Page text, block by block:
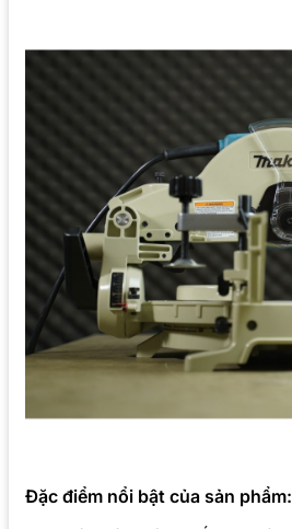
Đặc điểm nổi bật của sản phẩm: